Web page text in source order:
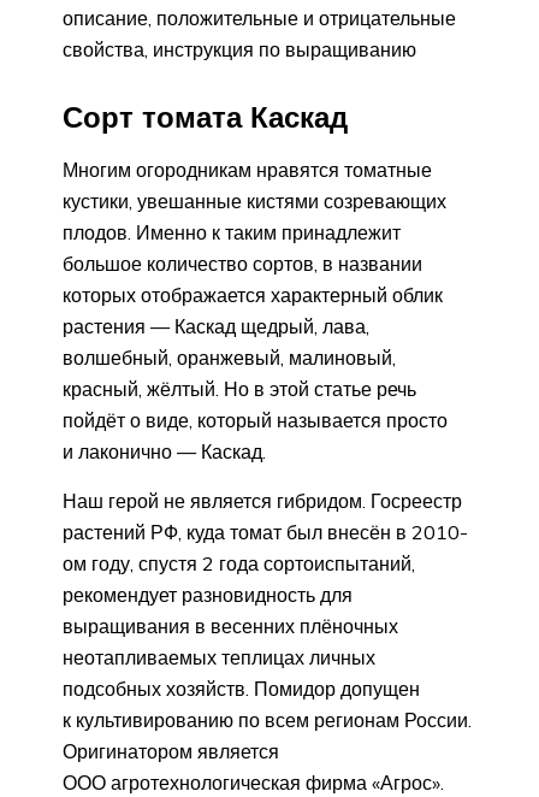
описание, положительные и отрицательные
свойства, инструкция по выращиванию
Сорт томата Каскад
Многим огородникам нравятся томатные
кустики, увешанные кистями созревающих
плодов. Именно к таким принадлежит
большое количество сортов, в названии
которых отображается характерный облик
растения — Каскад щедрый, лава,
волшебный, оранжевый, малиновый,
красный, жёлтый. Но в этой статье речь
пойдёт о виде, который называется просто
и лаконично — Каскад.
Наш герой не является гибридом. Госреестр
растений РФ, куда томат был внесён в 2010-
ом году, спустя 2 года сортоиспытаний,
рекомендует разновидность для
выращивания в весенних плёночных
неотапливаемых теплицах личных
подсобных хозяйств. Помидор допущен
к культивированию по всем регионам России.
Оригинатором является
ООО агротехнологическая фирма «Агрос».